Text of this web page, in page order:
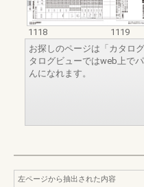
1118
1119
お探しのページは「カタロ
タログビューではweb上で
んになれます。
左ページから抽出された内容